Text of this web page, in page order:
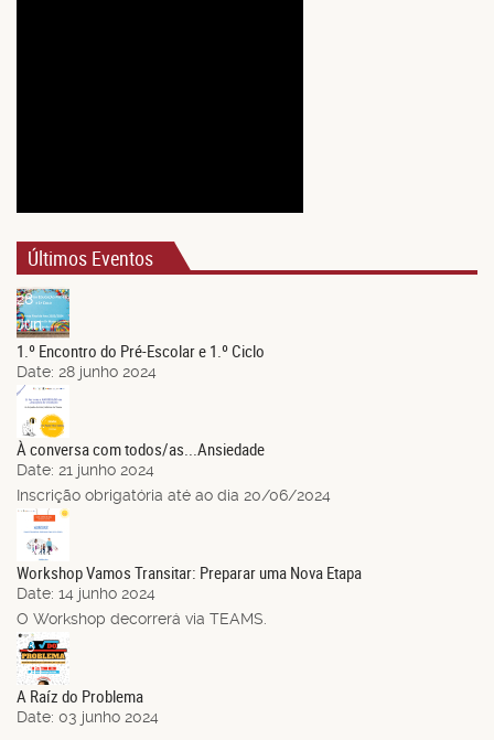
Últimos Eventos
28
Jun.
1.º Encontro do Pré-Escolar e 1.º Ciclo
Date: 28 junho 2024
21
Jun.
À conversa com todos/as...Ansiedade
Date: 21 junho 2024
Inscrição obrigatória até ao dia 20/06/2024
Jun.
Workshop Vamos Transitar: Preparar uma Nova Etapa
Date: 14 junho 2024
O Workshop decorrerá via TEAMS.
03
Jun.
A Raíz do Problema
Date: 03 junho 2024